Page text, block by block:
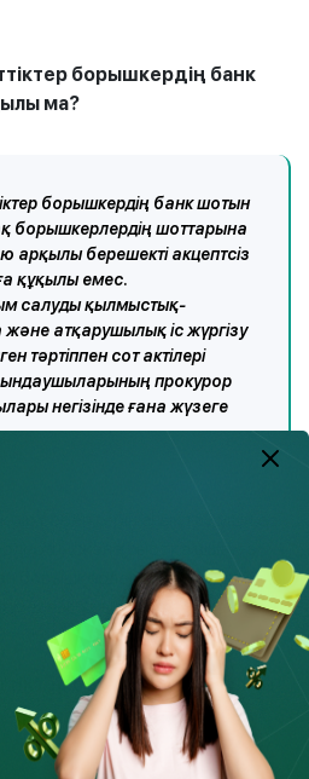
борышкердің банк
ма?
борышкердің банк шотын
борышкерлердің шоттарына
арқылы берешекті акцептсіз
құқылы емес.
салуды қылмыстық-
атқарушылық іс жүргізу
тәртіппен сот актілері
прокурор
негізінде ғана жүзеге
себептерін анықтау үшін өз
және сыртқа шығуға
борышкерлердің бірыңғай
немесе шот ашылған банкке
борышкердің мүлкін